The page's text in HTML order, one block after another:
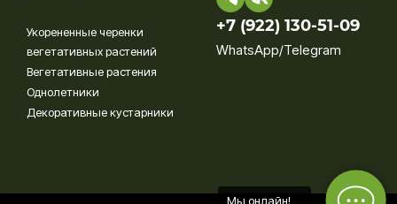
Укорененные черенки
вегетативных растений
Вегетативные растения
Однолетники
Декоративные кустарники
+7 (922) 130-51-09‬
WhatsApp/Telegram
Мы онлайн!